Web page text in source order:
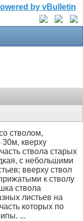
стволом,
кверху
ствола старых
с небольшими
вверху ствол
к стволу
ствола
листьев на
которых по
...